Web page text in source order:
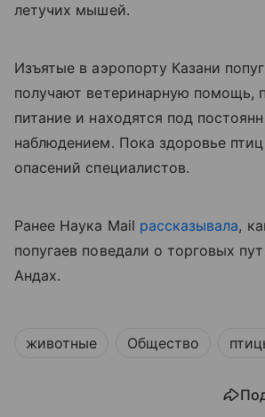
летучих мышей.
Изъятые в аэропорту Казани
получают ветеринарную помощь,
питание и находятся под
наблюдением. Пока здоровье
опасений специалистов.
Ранее Наука Mail рассказывала,
попугаев поведали о торговых
Андах.
животные Общество